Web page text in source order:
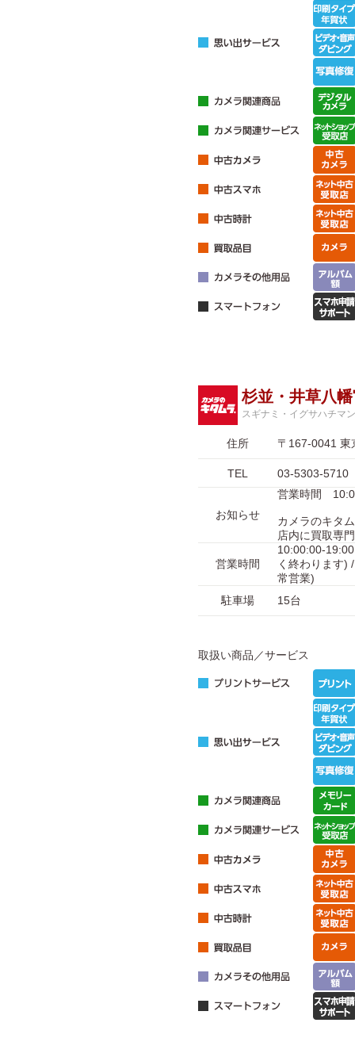
杉並・井草八
スギナミ・イグサハチマ
住所 〒167-0041 東
TEL 03-5303-5710
お知らせ
営業時間
カメラのキタ
店内に買取専
営業時間
10:00:00-
く終わります)
常営業)
駐車場
15台
取扱い商品／サービス